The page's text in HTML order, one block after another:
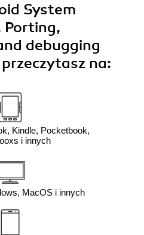
System
Porting,
debugging
przeczytasz na:
Kindle, Pocketbook,
i innych
MacOS i innych